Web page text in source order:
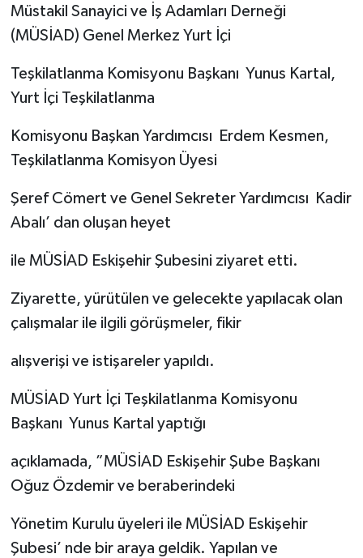
Müstakil Sanayici ve İş Adamları Derneği
(MÜSİAD) Genel Merkez Yurt İçi
Teşkilatlanma Komisyonu Başkanı Yunus Kartal,
Yurt İçi Teşkilatlanma
Komisyonu Başkan Yardımcısı Erdem Kesmen,
Teşkilatlanma Komisyon Üyesi
Şeref Cömert ve Genel Sekreter Yardımcısı Kadir
Abalı’ dan oluşan heyet
ile MÜSİAD Eskişehir Şubesini ziyaret etti.
Ziyarette, yürütülen ve gelecekte yapılacak olan
çalışmalar ile ilgili görüşmeler, fikir
alışverişi ve istişareler yapıldı.
MÜSİAD Yurt İçi Teşkilatlanma Komisyonu
Başkanı Yunus Kartal yaptığı
açıklamada, ”MÜSİAD Eskişehir Şube Başkanı
Oğuz Özdemir ve beraberindeki
Yönetim Kurulu üyeleri ile MÜSİAD Eskişehir
Şubesi’ nde bir araya geldik. Yapılan ve